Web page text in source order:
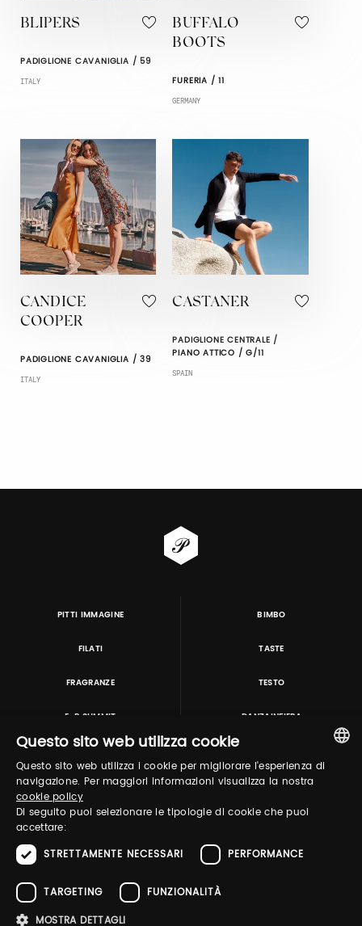
BLIPERS
PADIGLIONE CAVANIGLIA / 59
ITALY
BUFFALO
BOOTS
FURERIA / 11
GERMANY
CANDICE
COOPER
PADIGLIONE CAVANIGLIA / 39
ITALY
CASTANER
PADIGLIONE CENTRALE /
PIANO ATTICO / G/11
SPAIN
PITTI IMMAGINE BIMBO
FILATI TASTE
FRAGRANZE TESTO
E-P SUMMIT DANZAINFIERA
TUTORING & CONSULTING
ITALIAN
Questo sito web utilizza cookie
Questo sito web utilizza i cookie per migliorare l'esperienza di
navigazione. Per maggiori informazioni visualizza la nostra
cookie policy
Di seguito puoi selezionare le tipologie di cookie che puoi
accettare:
STRETTAMENTE NECESSARI
PERFORMANCE
TARGETING
FUNZIONALITÀ
MOSTRA DETTAGLI